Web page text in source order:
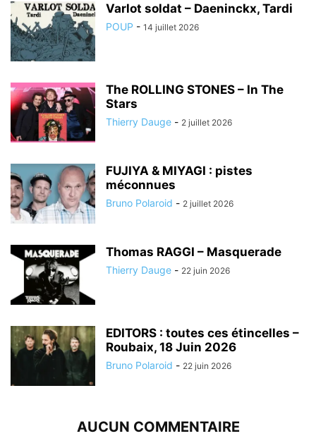
Varlot soldat – Daeninckx, Tardi
POUP - 14 juillet 2026
The ROLLING STONES – In The
Stars
Thierry Dauge - 2 juillet 2026
FUJIYA & MIYAGI : pistes
méconnues
Bruno Polaroid - 2 juillet 2026
Thomas RAGGI – Masquerade
Thierry Dauge - 22 juin 2026
EDITORS : toutes ces étincelles –
Roubaix, 18 Juin 2026
Bruno Polaroid - 22 juin 2026
AUCUN COMMENTAIRE